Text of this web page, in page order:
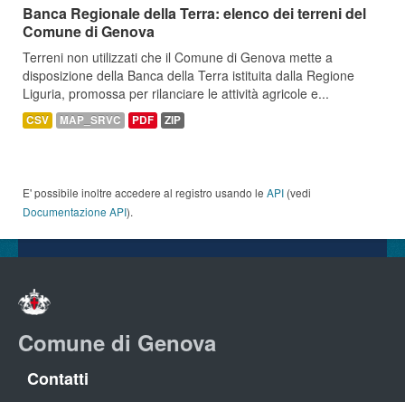
Banca Regionale della Terra: elenco dei terreni del
Comune di Genova
Terreni non utilizzati che il Comune di Genova mette a
disposizione della Banca della Terra istituita dalla Regione
Liguria, promossa per rilanciare le attività agricole e...
CSV MAP_SRVC PDF ZIP
E' possibile inoltre accedere al registro usando le API (vedi
Documentazione API).
Comune di Genova
Contatti